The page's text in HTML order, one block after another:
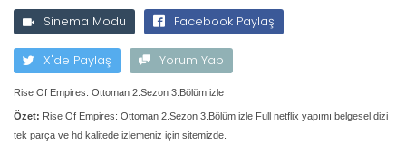
Sinema Modu Facebook Paylaş
X'de Paylaş Yorum Yap
Rise Of Empires: Ottoman 2.Sezon 3.Bölüm izle
Özet: Rise Of Empires: Ottoman 2.Sezon 3.Bölüm izle Full netflix yapımı belgesel dizi
tek parça ve hd kalitede izlemeniz için sitemizde.